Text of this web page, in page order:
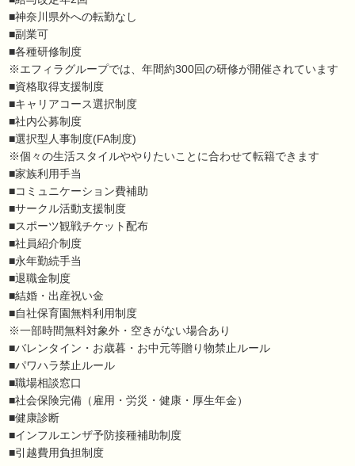
■神奈川県外への転勤なし
■副業可
■各種研修制度
※エフィラグループでは、年間約300回の研修が開催されています
■資格取得支援制度
■キャリアコース選択制度
■社内公募制度
■選択型人事制度(FA制度)
※個々の生活スタイルややりたいことに合わせて転籍できます
■家族利用手当
■コミュニケーション費補助
■サークル活動支援制度
■スポーツ観戦チケット配布
■社員紹介制度
■永年勤続手当
■退職金制度
■結婚・出産祝い金
■自社保育園無料利用制度
※一部時間無料対象外・空きがない場合あり
■バレンタイン・お歳暮・お中元等贈り物禁止ルール
■パワハラ禁止ルール
■職場相談窓口
■社会保険完備（雇用・労災・健康・厚生年金）
■健康診断
■インフルエンザ予防接種補助制度
■引越費用負担制度